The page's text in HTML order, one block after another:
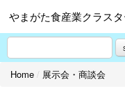
やまがた食産業クラス
お知らせ
Home / 展示会・商談会